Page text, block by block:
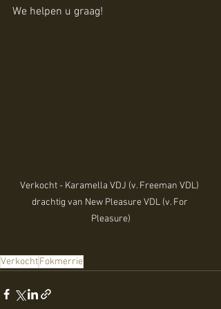
We helpen u graag!
Verkocht - Karamella VDJ (v. Freeman VDL)
drachtig van New Pleasure VDL (v. For
Pleasure)
VerkochtFokmerrie